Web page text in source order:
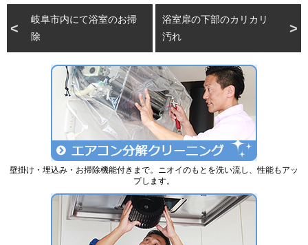
岐阜市内にて浴室のお掃
除
浴室扉の下部のカリカリ
汚れ
壁掛け・埋込み・お掃除機能付きまで。ニオイのもとを洗い流し、性能もアッ
プします。